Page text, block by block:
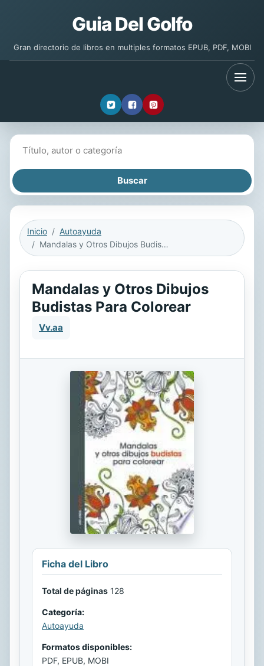
Guia Del Golfo
Gran directorio de libros en multiples formatos EPUB, PDF, MOBI
Inicio
Autoayuda
Mandalas y Otros Dibujos Budistas Para Colorear
Mandalas y Otros Dibujos
Budistas Para Colorear
Vv.aa
Ficha del Libro
Total de páginas 128
Categoría:
Autoayuda
Formatos disponibles:
PDF, EPUB, MOBI